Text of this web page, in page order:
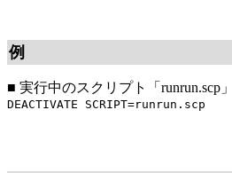
例
■ 実行中のスクリプト「runrun.scp
DEACTIVATE SCRIPT=runrun.scp